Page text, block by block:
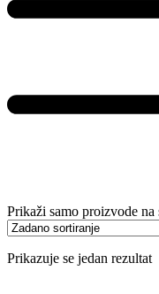
Prikaži samo proizvode na
Prikazuje se jedan rezultat